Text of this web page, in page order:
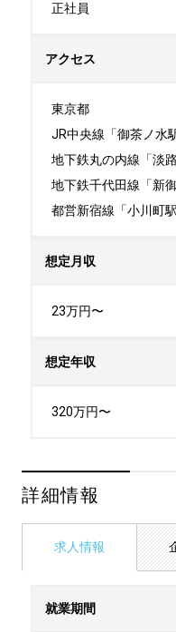
正社員
アクセス
東京都
JR中央線「御茶ノ水
地下鉄丸の内線「淡
地下鉄千代田線「新
都営新宿線「小川町
想定月収
23万円〜
想定年収
320万円〜
詳細情報
求人情報
就業期間